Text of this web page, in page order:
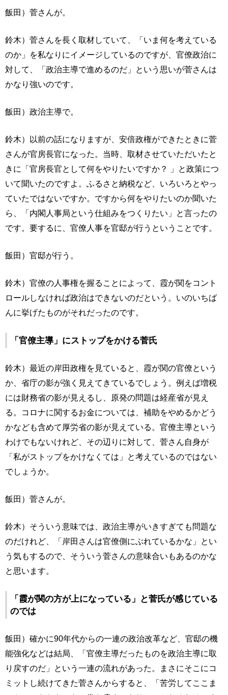
飯田）菅さんが。
鈴木）菅さんを長く取材していて、「いま何を考えている
のか」を私なりにイメージしているのですが、官僚政治に
対して、「政治主導で進めるのだ」という思いが菅さんは
かなり強いのです。
飯田）政治主導で。
鈴木）以前の話になりますが、安倍政権ができたときに菅
さんが官房長官になった。当時、取材させていただいたと
きに「官房長官として何をやりたいですか？ 」と政策につ
いて聞いたのですよ。ふるさと納税など、いろいろとやっ
ていたではないですか。ですから何をやりたいのか聞いた
ら、「内閣人事局という仕組みをつくりたい」と言ったの
です。要するに、官僚人事を官邸が行うということです。
飯田）官邸が行う。
鈴木）官僚の人事権を握ることによって、霞が関をコント
ロールしなければ政治はできないのだという。いのいちば
んに挙げたものがそれだったのです。
「官僚主導」にストップをかける菅氏
鈴木）最近の岸田政権を見ていると、霞が関の官僚という
か、省庁の影が強く見えてきているでしょう。例えば増税
には財務省の影が見えるし、原発の問題は経産省が見え
る。コロナに関するお金については、補助をやめるかどう
かなども含めて厚労省の影が見えている。官僚主導という
わけでもないけれど、その辺りに対して、菅さん自身が
「私がストップをかけなくては」と考えているのではない
でしょうか。
飯田）菅さんが。
鈴木）そういう意味では、政治主導がいきすぎても問題な
のだけれど、「岸田さんは官僚側にぶれているかな」とい
う気もするので、そういう菅さんの意味合いもあるのかな
と思います。
「霞が関の方が上になっている」と菅氏が感じている
のでは
飯田）確かに90年代からの一連の政治改革など、官邸の機
能強化などは結局、「官僚主導だったものを政治主導に取
り戻すのだ」という一連の流れがあった。まさにそこにコ
ミットし続けてきた菅さんからすると、「苦労してここま